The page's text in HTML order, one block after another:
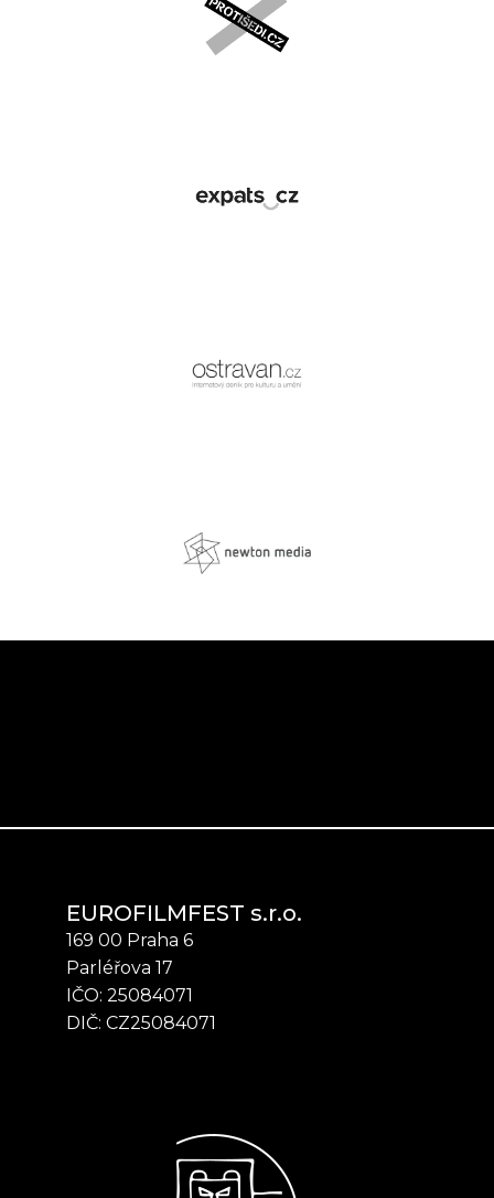
EUROFILMFEST s.r.o.
169 00 Praha 6
Parléřova 17
IČO: 25084071
DIČ: CZ25084071